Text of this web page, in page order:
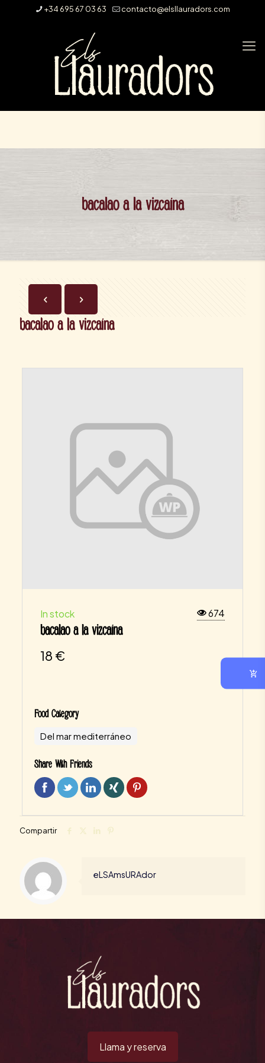
+34 695 67 03 63 contacto@elsllauradors.com
bacalao a la vizcaína
bacalao a la vizcaína
In stock 674
bacalao a la vizcaína
18 €
Food Category
Del mar mediterráneo
Share With Friends
Compartir
eLSAmsURAdor
Llama y reserva